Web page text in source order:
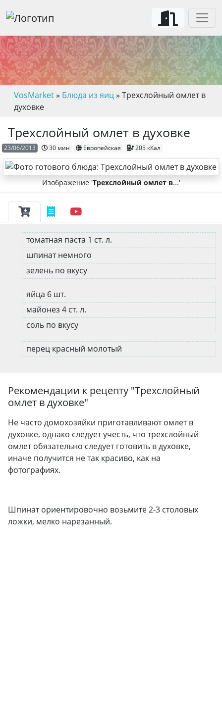
VosMarket» Блюда из яиц» Трехслойный омлет в
духовке
Трехслойный омлет в духовке
23/06/2013 30 мин Европейская 205 кКал
Изображение 'Трехслойный омлет в...'
томатная паста 1 ст. л.
шпинат немного
зелень по вкусу
яйца 6 шт.
майонез 4 ст. л.
соль по вкусу
перец красный молотый
Рекомендации к рецепту "Трехслойный
омлет в духовке"
Не часто домохозяйки приготавливают омлет в
духовке, однако следует учесть, что трехслойный
омлет обязательно следует готовить в духовке,
иначе получится не так красиво, как на
фотографиях.
Шпинат ориентировочно возьмите 2-3 столовых
ложки, мелко нарезанный.